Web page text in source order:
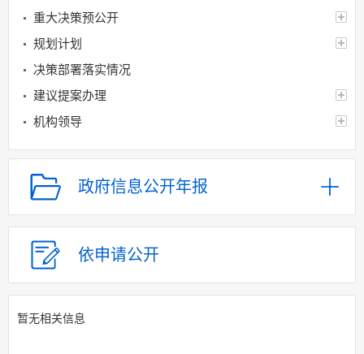
重大决策预公开
规划计划
决策部署落实情况
建议提案办理
机构领导
机构设置
人事信息
财政资金
应急管理
乡村振兴（精准脱贫）
整情况
公共服务和中介服务
政府信息公开年报
依申请公开
暂无相关信息